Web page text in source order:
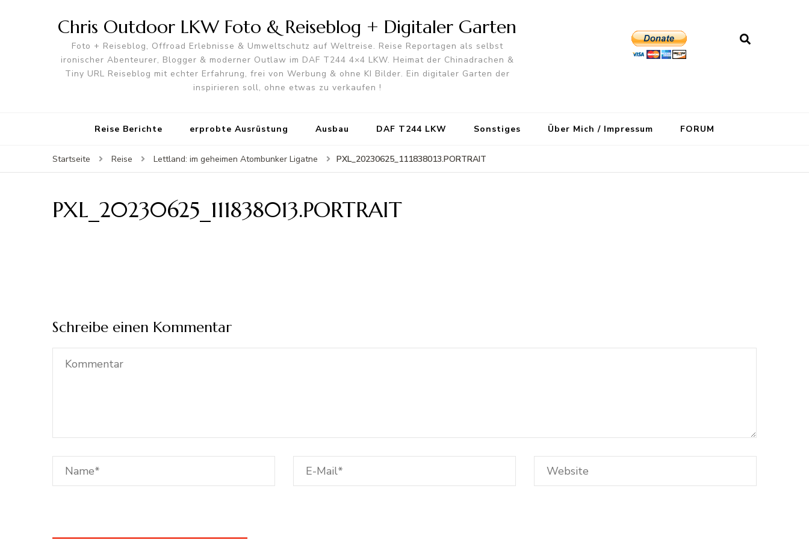
Chris Outdoor LKW Foto & Reiseblog + Digitaler Garten
Foto + Reiseblog, Offroad Erlebnisse & Umweltschutz auf Weltreise. Reise Reportagen als selbst
ironischer Abenteurer, Blogger & moderner Outlaw im DAF T244 4×4 LKW. Heimat der Chinadrachen &
Tiny URL Reiseblog mit echter Erfahrung, frei von Werbung & ohne KI Bilder. Ein digitaler Garten der
inspirieren soll, ohne etwas zu verkaufen !
Reise Berichte erprobte Ausrüstung Ausbau DAF T244 LKW Sonstiges Über Mich / Impressum FORUM
Startseite Reise Lettland: im geheimen Atombunker Ligatne PXL_20230625_111838013.PORTRAIT
PXL_20230625_111838013.PORTRAIT
Schreibe einen Kommentar